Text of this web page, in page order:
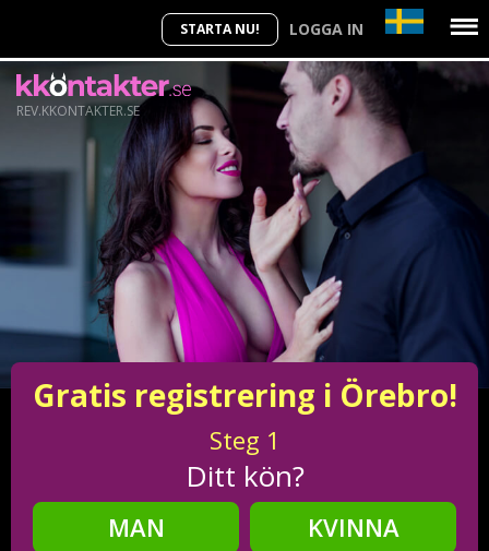
STARTA NU! LOGGA IN
REV.KKONTAKTER.SE
Gratis registrering i Örebro!
Steg 1
Ditt kön?
MAN
KVINNA